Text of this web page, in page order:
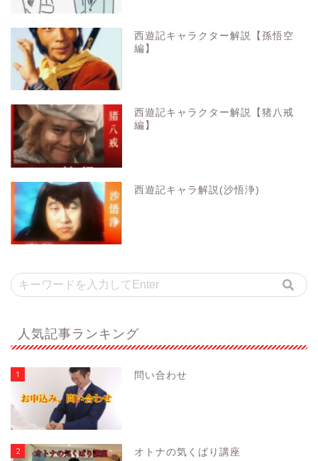
西遊記キャラクター解説【孫悟空
編】
西遊記キャラクター解説【猪八戒
編】
西遊記キャラ解説(沙悟浄)
人気記事ランキング
1 問い合わせ
2 オトナの気くばり講座